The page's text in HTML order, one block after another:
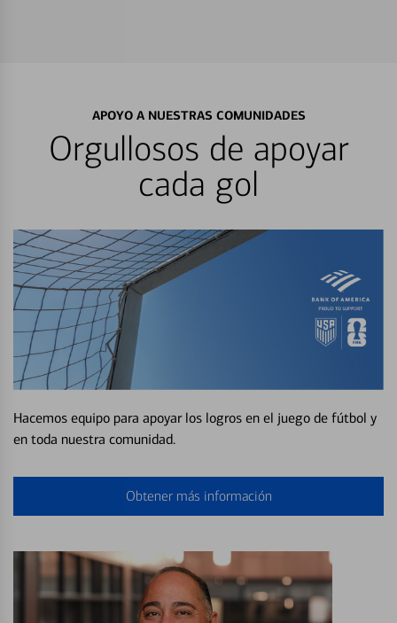
APOYO A NUESTRAS COMUNIDADES
Orgullosos de apoyar
cada gol
Hacemos equipo para apoyar los logros en el juego de fútbol y
en toda nuestra comunidad.
Obtener más información